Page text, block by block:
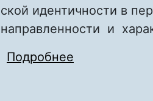
ской идентичности в
направленности и
Подробнее